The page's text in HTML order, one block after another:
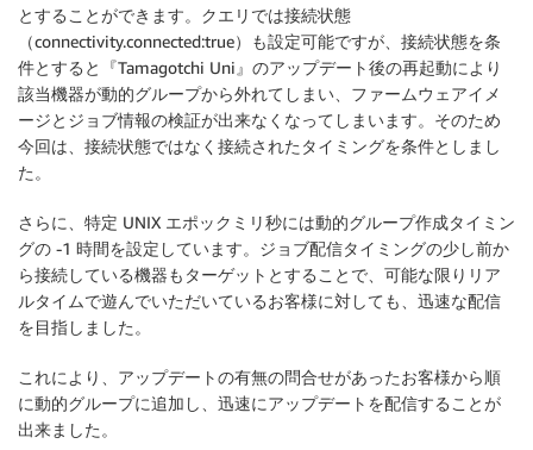
とすることができます。クエリでは接続状態
（connectivity.connected:true）も設定可能ですが、接続状態を条
件とすると『Tamagotchi Uni』のアップデート後の再起動により
該当機器が動的グループから外れてしまい、ファームウェアイメ
ージとジョブ情報の検証が出来なくなってしまいます。そのため
今回は、接続状態ではなく接続されたタイミングを条件としまし
た。
さらに、特定 UNIX エポックミリ秒には動的グループ作成タイミン
グの -1 時間を設定しています。ジョブ配信タイミングの少し前か
ら接続している機器もターゲットとすることで、可能な限りリア
ルタイムで遊んでいただいているお客様に対しても、迅速な配信
を目指しました。
これにより、アップデートの有無の問合せがあったお客様から順
に動的グループに追加し、迅速にアップデートを配信することが
出来ました。